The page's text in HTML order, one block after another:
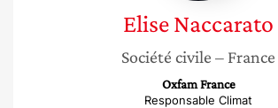
EliseNaccarato
Société civile – France
Oxfam France
Responsable Climat